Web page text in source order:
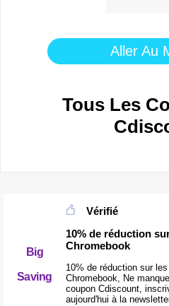
Aller Au
Tous Les
Big
Saving
Vérifié
10% de réduction
Chromebook
10% de réduction sur les
Chromebook, Ne
coupon Cdiscount,
aujourd'hui à la